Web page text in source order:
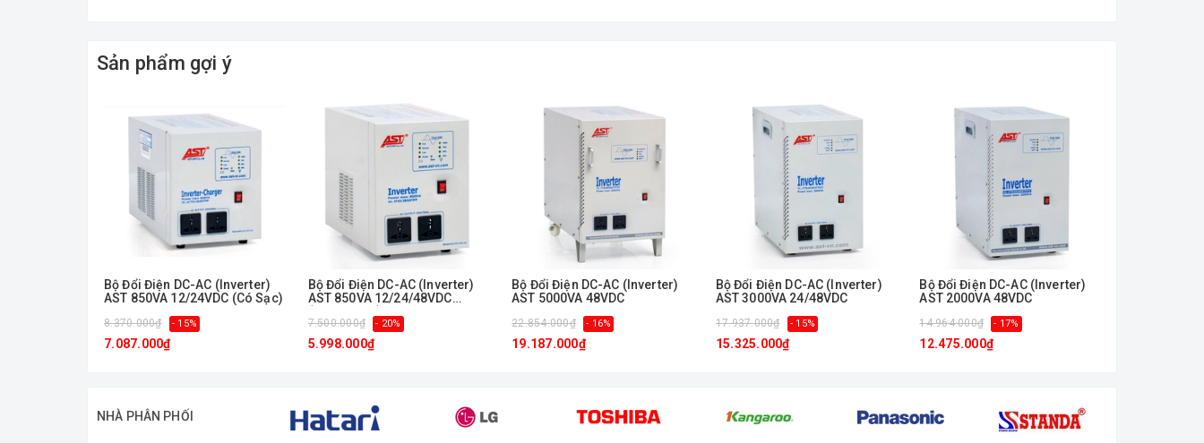
- Mẫu mã kiểu dáng gọn đẹp. Đặc biệt có thể thiết kế, sản xuất theo mọi nhu cầu của khách hàng
Sản phẩm gợi ý
Bộ Đổi Điện DC-AC (Inverter)
AST 850VA 12/24VDC (Có Sạc)
8.370.000₫ - 15%
7.087.000₫
Bộ Đổi Điện DC-AC (Inverter)
AST 850VA 12/24/48VDC
7.500.000₫ - 20%
5.998.000₫
Bộ Đổi Điện DC-AC (Inverter)
AST 5000VA 48VDC
22.854.000₫ - 16%
19.187.000₫
Bộ Đổi Điện DC-AC (Inverter)
AST 3000VA 24/48VDC
17.937.000₫ - 15%
15.325.000₫
Bộ Đổi Điện DC-AC (Inverter)
AST 2000VA 48VDC
14.964.000₫ - 17%
12.475.000₫
NHÀ PHÂN PHỐI